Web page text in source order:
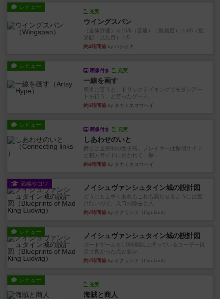
レビュー
充実
ウイングスパン
（全体評価）☆10/6（普通）（難易度）☆4/5（世
界観・見た目）☆5...
約4時間前 by ハシオキ
レビュー
画像付き 充実
一線を画す
簡単に言うと、トリックテイキングでモダンアー
トを行う、と言ったゲーム。...
約5時間前 by タカミネコウヘイ
レビュー
画像付き 充実
しあわせのいと
舞台は全寮制の女子高。プレイヤーは探偵サイド
と犯人サイドに分かれて、探...
約6時間前 by タカミネコウヘイ
戦略やコツ ノイシュヴァンシュタイン城の設計図
どうにも上手くあれもこれも満たせるようには置
けないので、入口の除去と入...
約7時間前 by オグランド（Oguland）
レビュー ノイシュヴァンシュタイン城の設計図
ボードゲームを1,000個以上持っているユーザー視
点で良かった点と悪か...
約7時間前 by オグランド（Oguland）
レビュー
充実
海賊と商人